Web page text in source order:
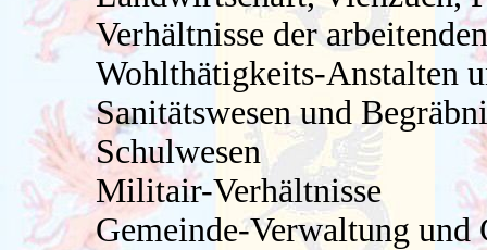
Verhältnisse der
Wohlthätigkeits-Anstalten
Sanitätswesen und
Schulwesen
Militair-Verhältnisse
Gemeinde-Verwaltung und